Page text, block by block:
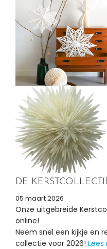
DE
05 maart 2026
Onze uitgebreide
online!
Neem snel een kijkje en
collectie voor 2026!